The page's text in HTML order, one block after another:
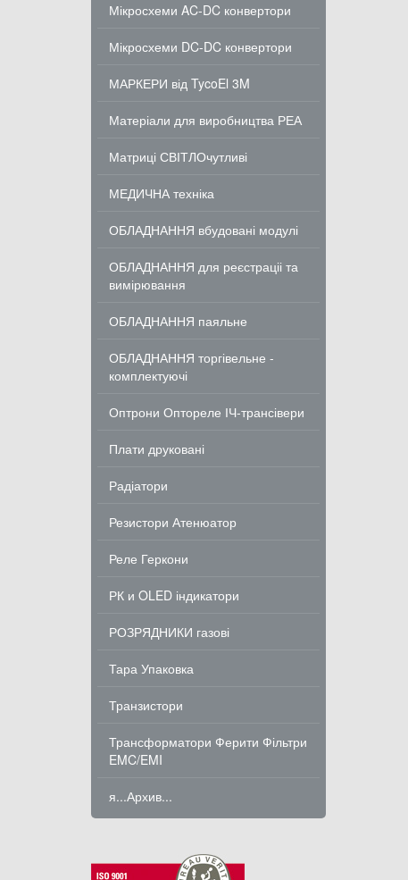
Мікросхеми AC-DC конвертори
Мікросхеми DC-DC конвертори
МАРКЕРИ від TycoEl 3M
Матеріали для виробництва РЕА
Матриці СВІТЛОчутливі
МЕДИЧНА техніка
ОБЛАДНАННЯ вбудовані модулі
ОБЛАДНАННЯ для реєстраціі та
вимірювання
ОБЛАДНАННЯ паяльне
ОБЛАДНАННЯ торгівельне -
комплектуючі
Оптрони Оптореле ІЧ-трансівери
Плати друковані
Радіатори
Резистори Атенюатор
Реле Геркони
РК и OLED індикатори
РОЗРЯДНИКИ газові
Тара Упаковка
Транзистори
Трансформатори Ферити Фільтри
EMC/EMI
я...Архив...